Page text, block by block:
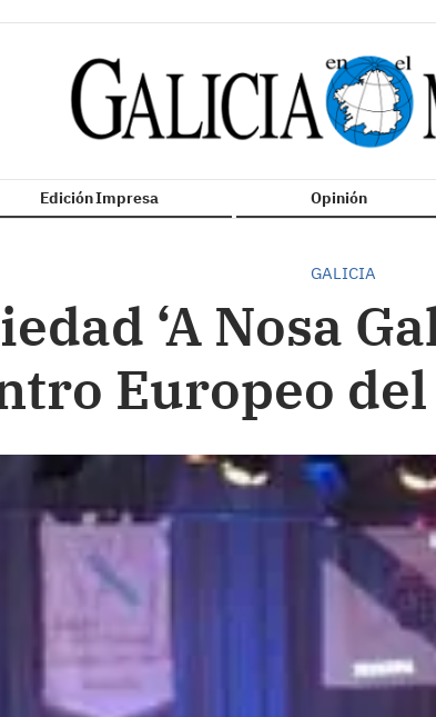
Edición Impresa Opinión
GALICIA
‘A Nosa
Europeo